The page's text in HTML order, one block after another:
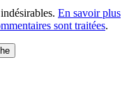
En savoir plus
sont traitées.